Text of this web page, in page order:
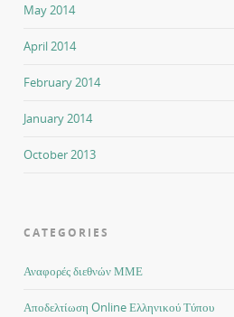
May 2014
April 2014
February 2014
January 2014
October 2013
CATEGORIES
Αναφορές διεθνών ΜΜΕ
Αποδελτίωση Online Ελληνικού Τύπου